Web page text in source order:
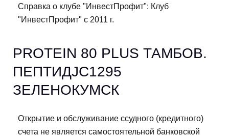
Справка о клубе "ИнвестПрофит": Клуб
"ИнвестПрофит" с 2011 г.
PROTEIN 80 PLUS ТАМБОВ.
ПЕПТИДJC1295
ЗЕЛЕНОКУМСК
Открытие и обслуживание ссудного (кредитного)
счета не является самостоятельной банковской